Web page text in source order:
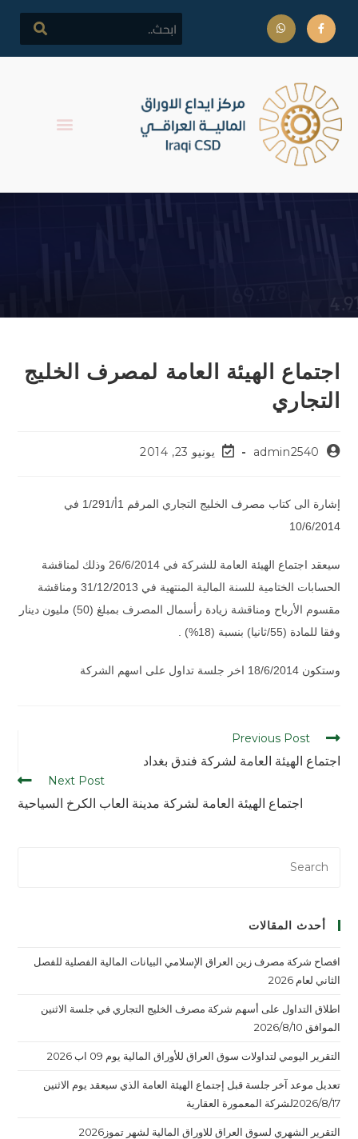
اجتماع الهيئة العامة لمصرف الخليج
التجاري
admin2540 يونيو 23, 2014
إشارة الى كتاب مصرف الخليج التجاري المرقم 1أ/1/291 في
10/6/2014
سيعقد اجتماع الهيئة العامة للشركة في 26/6/2014 وذلك لمناقشة
الحسابات الختامية للسنة المالية المنتهية في 31/12/2013 ومناقشة
مقسوم الأرباح ومناقشة زيادة رأسمال المصرف بمبلغ (50) مليون دينار
وفقا للمادة (55/ثانيا) بنسبة (18%) .
وستكون 18/6/2014 اخر جلسة تداول على اسهم الشركة
Previous Post
اجتماع الهيئة العامة لشركة فندق بغداد
Next Post
اجتماع الهيئة العامة لشركة مدينة العاب الكرخ السياحية
أحدث المقالات
افصاح شركة مصرف زين العراق الإسلامي البيانات المالية الفصلية للفصل
الثاني لعام 2026
اطلاق التداول على أسهم شركة مصرف الخليج التجاري في جلسة الاثنين
الموافق 2026/8/10
التقرير اليومي لتداولات سوق العراق للأوراق المالية يوم 09 اب 2026
تعديل موعد آخر جلسة قبل إجتماع الهيئة العامة الذي سيعقد يوم الاثنين
2026/8/17لشركة المعمورة العقارية
التقرير الشهري لسوق العراق للاوراق المالية لشهر تموز2026